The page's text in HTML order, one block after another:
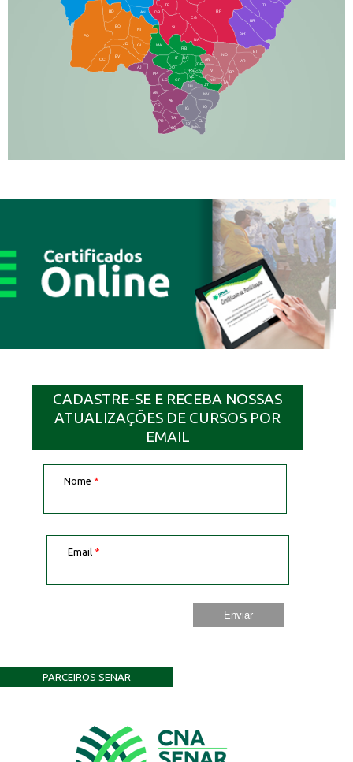
AN
TL
BR
SR
BT
AR
RP
CG
SI
NA
TA
NH
JT
RB
MA
IT
DR
DO
CP
JU
NV
IQ
EL
BD
BO
NI
JD
PO
BV
CC
PP
AJ
LC
AM
AB
JP
DB
TE
CS
PR
TA
SQ
IG
MN
NO
BP
GL
AN
IV
FS
VC
GD
DE
CADASTRE-SE E RECEBA NOSSAS
ATUALIZAÇÕES DE CURSOS POR
EMAIL
Nome *
Email *
PARCEIROS SENAR